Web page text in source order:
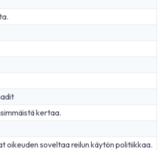
kertaa.
soveltaa reilun käytön politiikkaa.